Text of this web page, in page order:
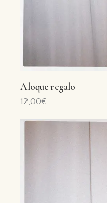
Aloque regalo
12,00€